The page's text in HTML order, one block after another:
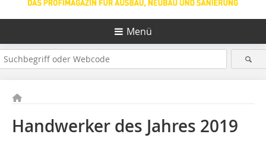
Menü
Handwerker des Jahres 2019